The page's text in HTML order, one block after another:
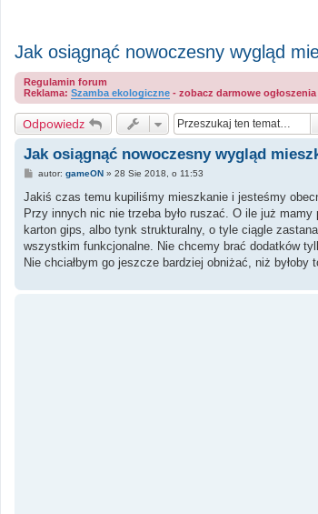
Jak osiągnąć nowoczesny wygląd
Regulamin forum
Reklama: Szamba ekologiczne - zobacz darmowe
Odpowiedz
Jak osiągnąć nowoczesny wygląd
P
s
autor: gameON» 28 Sie 2018, o 11:53
Jakiś czas temu kupiliśmy mieszkanie i jesteśmy
Przy innych nic nie trzeba było ruszać. O ile już
karton gips, albo tynk strukturalny, o tyle ciągle
wszystkim funkcjonalne. Nie chcemy brać dodatków
Nie chciałbym go jeszcze bardziej obniżać, niż byłoby